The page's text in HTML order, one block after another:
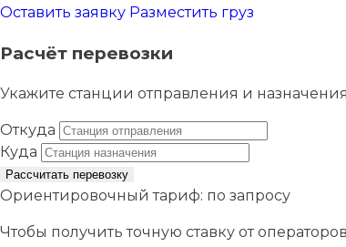
Оставить заявку Разместить груз
Расчёт перевозки
Укажите станции отправления и назначения
Откуда
Куда
Рассчитать перевозку
Ориентировочный тариф: по запросу
Чтобы получить точную ставку от